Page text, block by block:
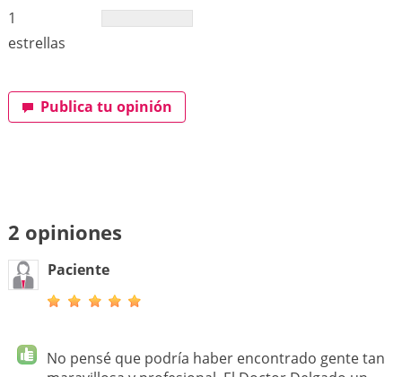
1
estrellas
Publica tu opinión
2 opiniones
Paciente
No pensé que podría haber encontrado gente tan